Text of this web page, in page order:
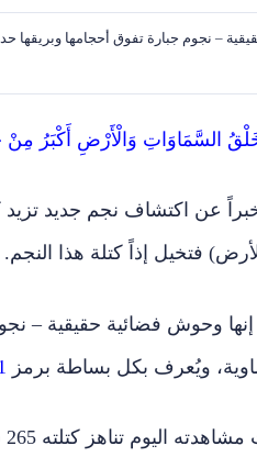
– نجوم جبارة تفوق أحجامها وبريقها
السَّمَاوَاتِ وَالْأَرْضِ أَكْبَرُ مِنْ
عن اكتشاف نجم جديد تزيد كتلته عن الشمس بـ
وحوش فضائية حقيقية –
ويُعرف بكل بساطة برمز